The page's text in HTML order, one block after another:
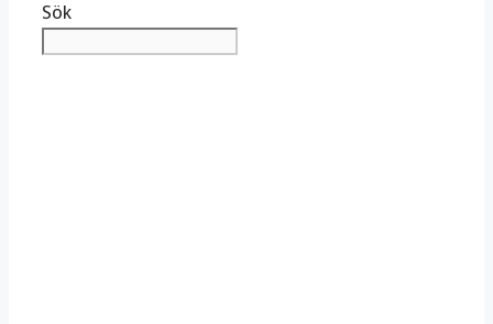
Sök